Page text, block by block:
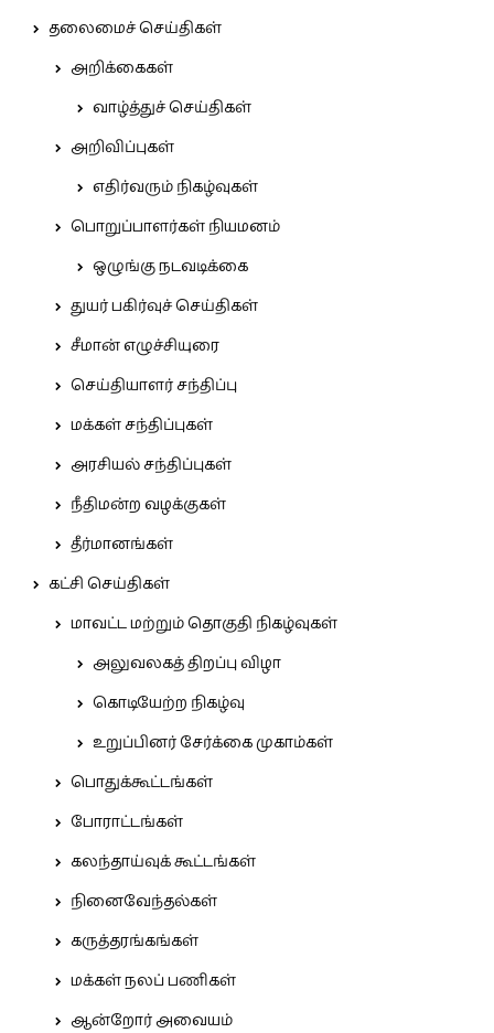
தலைமைச் செய்திகள்
அறிக்கைகள்
வாழ்த்துச் செய்திகள்
அறிவிப்புகள்
எதிர்வரும் நிகழ்வுகள்
பொறுப்பாளர்கள் நியமனம்
ஒழுங்கு நடவடிக்கை
துயர் பகிர்வுச் செய்திகள்
சீமான் எழுச்சியுரை
செய்தியாளர் சந்திப்பு
மக்கள் சந்திப்புகள்
அரசியல் சந்திப்புகள்
நீதிமன்ற வழக்குகள்
தீர்மானங்கள்
கட்சி செய்திகள்
மாவட்ட மற்றும் தொகுதி நிகழ்வுகள்
அலுவலகத் திறப்பு விழா
கொடியேற்ற நிகழ்வு
உறுப்பினர் சேர்க்கை முகாம்கள்
பொதுக்கூட்டங்கள்
போராட்டங்கள்
கலந்தாய்வுக் கூட்டங்கள்
நினைவேந்தல்கள்
கருத்தரங்கங்கள்
மக்கள் நலப் பணிகள்
ஆன்றோர் அவையம்